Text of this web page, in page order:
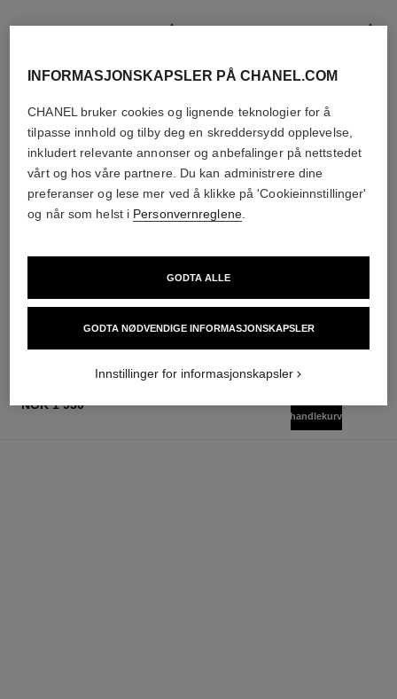
nok 1 150 nok 940
NOK 1 930
handlekurv
INFORMASJONSKAPSLER PÅ CHANEL.COM
CHANEL bruker cookies og lignende teknologier for å
tilpasse innhold og tilby deg en skreddersydd opplevelse,
inkludert relevante annonser og anbefalinger på nettstedet
vårt og hos våre partnere. Du kan administrere dine
preferanser og lese mer ved å klikke på 'Cookieinnstillinger'
og når som helst i Personvernreglene.
GODTA NØDVENDIGE INFORMASJONSKAPSLER
GODTA ALLE
Innstillinger for informasjonskapsler